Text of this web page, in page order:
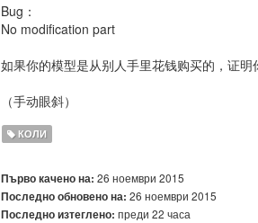
Bug：
No modification part
如果你的模型是从别人手里花钱购买的，证
（手动眼斜）
КОЛИ
Първо качено на: 26 ноември 2015
Последно обновено на: 26 ноември 2015
Последно изтеглено: преди 22 часа